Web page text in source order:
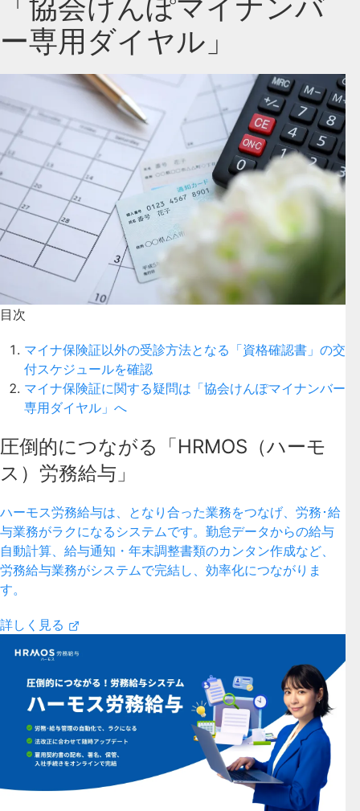
「協会けんぽマイナンバ
ー専用ダイヤル」
目次
マイナ保険証以外の受診方法となる「資格確認書」の交
付スケジュールを確認
マイナ保険証に関する疑問は「協会けんぽマイナンバー
専用ダイヤル」へ
圧倒的につながる「HRMOS（ハーモ
ス）労務給与」
ハーモス労務給与は、となり合った業務をつなげ、労務･給
与業務がラクになるシステムです。勤怠データからの給与
自動計算、給与通知・年末調整書類のカンタン作成など、
労務給与業務がシステムで完結し、効率化につながりま
す。
詳しく見る